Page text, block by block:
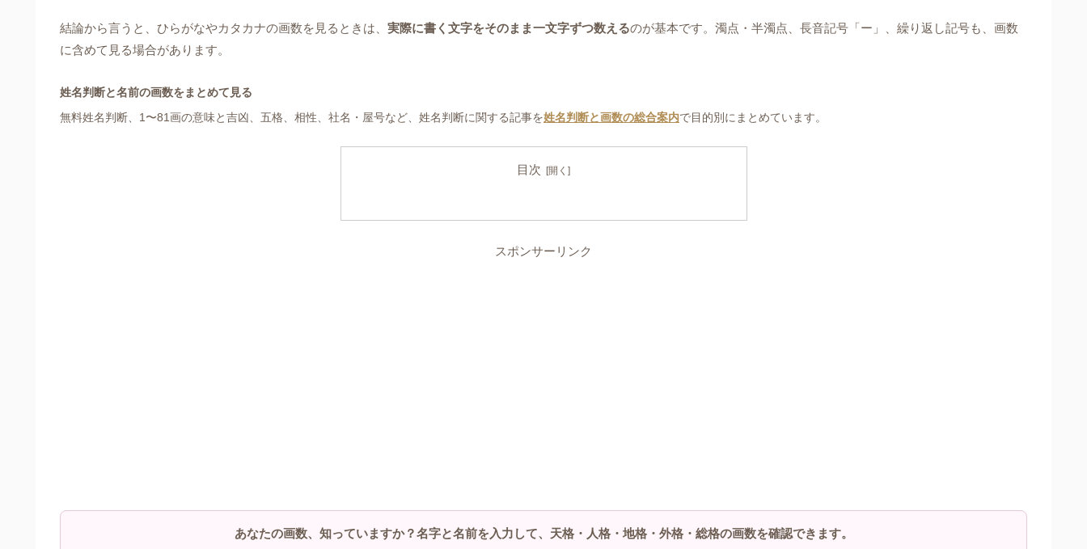
結論から言うと、ひらがなやカタカナの画数を見るときは、 実際に書く文字をそのまま一文字ずつ数えるのが基本です。濁点・半濁点、長音記号「ー」、繰り返し記号も、画数
に含めて見る場合があります。
姓名判断と名前の画数をまとめて見る
無料姓名判断、1〜81画の意味と吉凶、五格、相性、社名・屋号など、姓名判断に関する記事を姓名判断と画数の総合案内で目的別にまとめています。
目次
スポンサーリンク
あなたの画数、知っていますか？名字と名前を入力して、天格・人格・地格・外格・総格の画数を確認できます。